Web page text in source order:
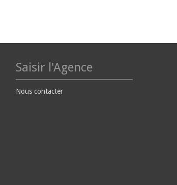
Saisir l'Agence
Nous contacter